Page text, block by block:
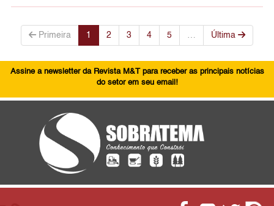
Primeira 1 2 3 4 5 Última
Assine a newsletter da Revista M&T para receber as principais notícias
do setor em seu email!